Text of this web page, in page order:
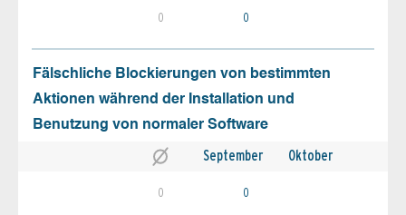
0 0
Fälschliche Blockierungen von bestimmten
Aktionen während der Installation und
Benutzung von normaler Software
September Oktober
0 0